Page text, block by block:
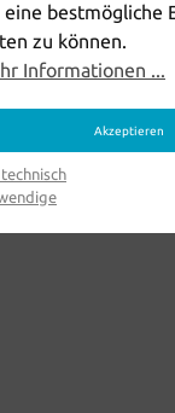
eine bestmögliche
zu können.
Informationen ...
Akzeptieren